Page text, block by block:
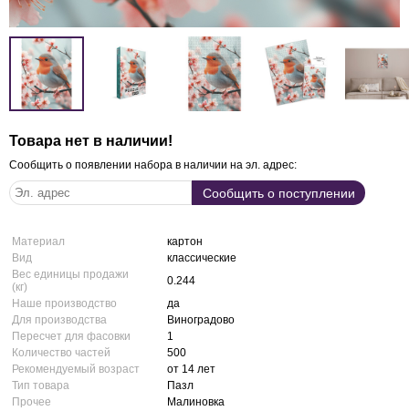
Товара нет в наличии!
Сообщить о появлении набора в наличии на эл. адрес:
Материал
картон
Вид
классические
Вес единицы продажи
(кг)
0.244
Наше производство
да
Для производства
Виноградово
Пересчет для фасовки
1
Количество частей
500
Рекомендуемый возраст
от 14 лет
Тип товара
Пазл
Прочее
Малиновка